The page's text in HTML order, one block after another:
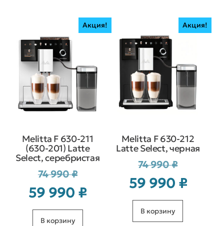
Акция!
Melitta F 630-211
(630-201) Latte
Select, серебристая
74 990₽Первоначальная
составляла
74 990 ₽.
59 990 ₽Текущая
В корзину
Акция!
Melitta F 630-212
Latte Select, черная
74 990₽
составляла
74 990 ₽.
59 990 ₽Текущая
В корзину